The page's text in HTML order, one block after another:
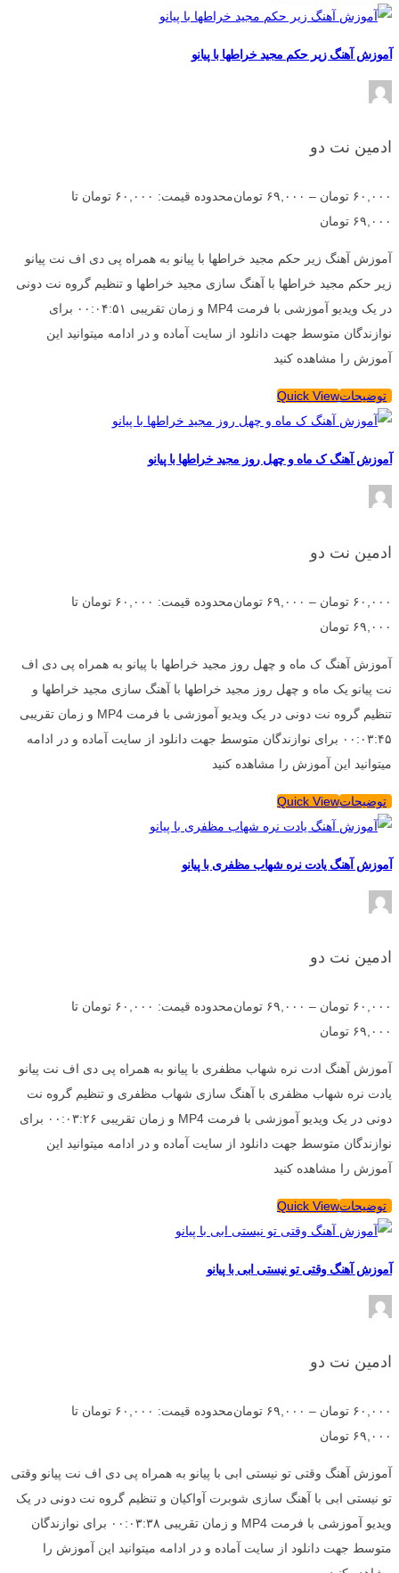
آموزش آهنگ زیر حکم مجید خراطها با پیانو
ادمین نت دو
۶۰,۰۰۰ تومان – ۶۹,۰۰۰ تومان
محدوده قیمت: ۶۰,۰۰۰ تومان تا
۶۹,۰۰۰ تومان
آموزش آهنگ زیر حکم مجید خراطها با پیانو به همراه پی دی اف نت پیانو
زیر حکم مجید خراطها با آهنگ سازی مجید خراطها و تنظیم گروه نت دونی
در یک ویدیو آموزشی با فرمت MP4 و زمان تقریبی ۰۰:۰۴:۵۱ برای
نوازندگان متوسط جهت دانلود از سایت آماده و در ادامه میتوانید این
آموزش را مشاهده کنید
توضیحاتQuick View
آموزش آهنگ ک ماه و چهل روز مجید خراطها با پیانو
ادمین نت دو
۶۰,۰۰۰ تومان – ۶۹,۰۰۰ تومان
محدوده قیمت: ۶۰,۰۰۰ تومان تا
۶۹,۰۰۰ تومان
آموزش آهنگ ک ماه و چهل روز مجید خراطها با پیانو به همراه پی دی اف
نت پیانو یک ماه و چهل روز مجید خراطها با آهنگ سازی مجید خراطها و
تنظیم گروه نت دونی در یک ویدیو آموزشی با فرمت MP4 و زمان تقریبی
۰۰:۰۳:۴۵ برای نوازندگان متوسط جهت دانلود از سایت آماده و در ادامه
میتوانید این آموزش را مشاهده کنید
توضیحاتQuick View
آموزش آهنگ یادت نره شهاب مظفری با پیانو
ادمین نت دو
۶۰,۰۰۰ تومان – ۶۹,۰۰۰ تومان
محدوده قیمت: ۶۰,۰۰۰ تومان تا
۶۹,۰۰۰ تومان
آموزش آهنگ ادت نره شهاب مظفری با پیانو به همراه پی دی اف نت پیانو
یادت نره شهاب مظفری با آهنگ سازی شهاب مظفری و تنظیم گروه نت
دونی در یک ویدیو آموزشی با فرمت MP4 و زمان تقریبی ۰۰:۰۳:۲۶ برای
نوازندگان متوسط جهت دانلود از سایت آماده و در ادامه میتوانید این
آموزش را مشاهده کنید
توضیحاتQuick View
آموزش آهنگ وقتی تو نیستی ابی با پیانو
ادمین نت دو
۶۰,۰۰۰ تومان – ۶۹,۰۰۰ تومان
محدوده قیمت: ۶۰,۰۰۰ تومان تا
۶۹,۰۰۰ تومان
آموزش آهنگ وقتی تو نیستی ابی با پیانو به همراه پی دی اف نت پیانو وقتی
تو نیستی ابی با آهنگ سازی شوبرت آواکیان و تنظیم گروه نت دونی در یک
ویدیو آموزشی با فرمت MP4 و زمان تقریبی ۰۰:۰۳:۳۸ برای نوازندگان
متوسط جهت دانلود از سایت آماده و در ادامه میتوانید این آموزش را